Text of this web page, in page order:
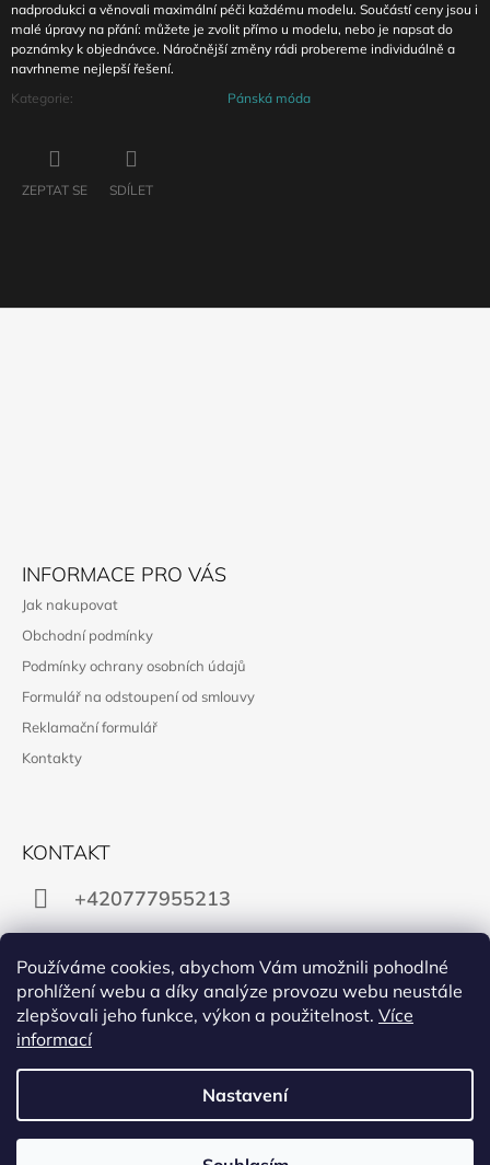
Používáme cookies, abychom Vám umožnili pohodlné
prohlížení webu a díky analýze provozu webu neustále
zlepšovali jeho funkce, výkon a použitelnost. Více
informací
Nastavení
nadprodukci a věnovali maximální péči každému modelu. Součástí ceny jsou i
malé úpravy na přání: můžete je zvolit přímo u modelu, nebo je napsat do
poznámky k objednávce. Náročnější změny rádi probereme individuálně a
navrhneme nejlepší řešení.
Kategorie: Pánská móda
ZEPTAT SE SDÍLET
INFORMACE PRO VÁS
Jak nakupovat
Obchodní podmínky
Podmínky ochrany osobních údajů
Formulář na odstoupení od smlouvy
Reklamační formulář
Kontakty
KONTAKT
+420777955213
Facebook
PŘIJÍMÁME ONLINE PLATBY